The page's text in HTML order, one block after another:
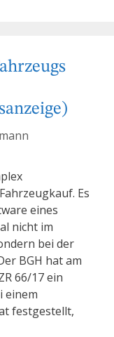
Es
eines
nicht im
bei der
BGH hat am
66/17 ein
einem
festgestellt,